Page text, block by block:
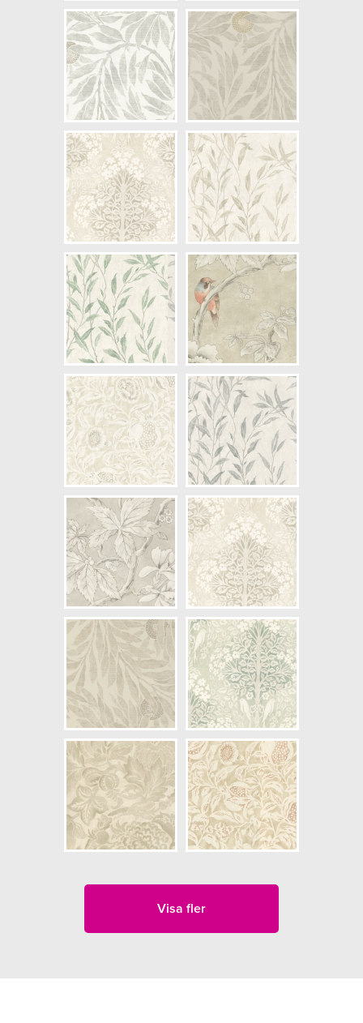
Struktur: Slät
Cirkapris: 1707,00 kr
(Kontakta din färghandlare för
exakt pris.)
Visa fler